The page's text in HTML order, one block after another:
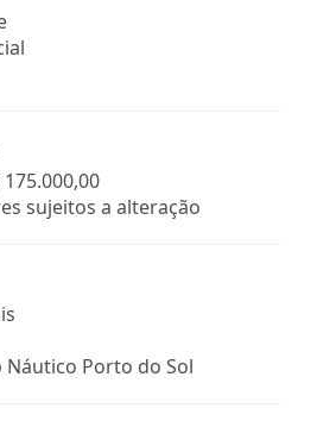
175.000,00
sujeitos a alteração
Porto do Sol